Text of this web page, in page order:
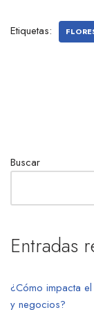
Etiquetas:
Buscar
Entradas
¿Cómo impacta
y negocios?